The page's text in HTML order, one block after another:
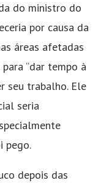
do ministro do
por causa da
áreas afetadas
“dar tempo à
seu trabalho. Ele
seria
pego.
depois das